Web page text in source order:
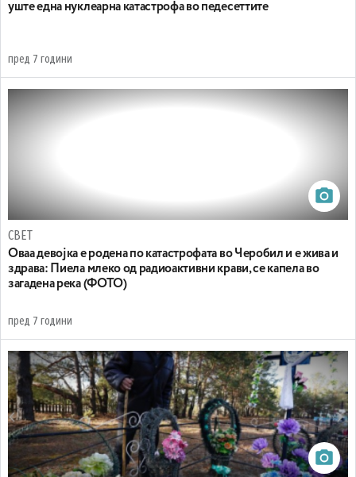
уште една нуклеарна катастрофа во педесеттите
пред 7 години
СВЕТ
Оваа девојка е родена по катастрофата во Черобил и е жива и
здрава: Пиела млеко од радиоактивни крави, се капела во
загадена река (ФОТО)
пред 7 години